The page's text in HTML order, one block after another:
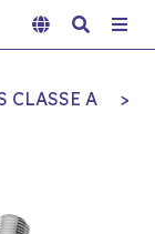
CLASSE A
>